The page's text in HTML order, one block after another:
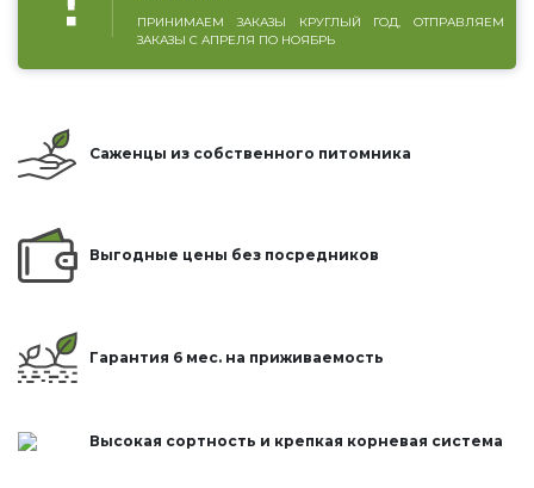
ПРИНИМАЕМ ЗАКАЗЫ КРУГЛЫЙ ГОД, ОТПРАВЛЯЕМ
ЗАКАЗЫ С АПРЕЛЯ ПО НОЯБРЬ
Саженцы из собственного питомника
Выгодные цены без посредников
Гарантия 6 мес. на приживаемость
Высокая сортность и крепкая корневая система